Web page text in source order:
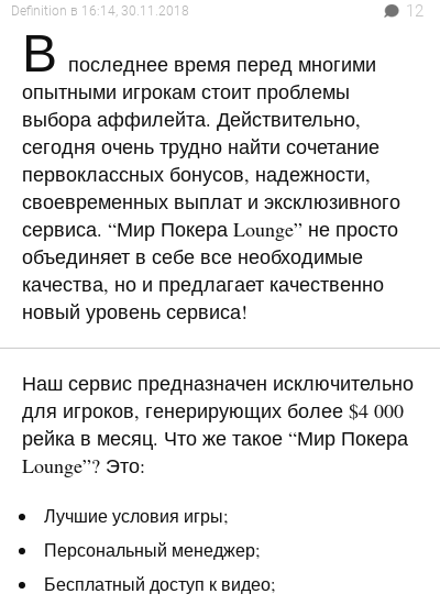
Definition в 16:14, 30.11.2018 12
В последнее время перед многими
опытными игрокам стоит проблемы
выбора аффилейта. Действительно,
сегодня очень трудно найти сочетание
первоклассных бонусов, надежности,
своевременных выплат и эксклюзивного
сервиса. “Мир Покера Lounge” не просто
объединяет в себе все необходимые
качества, но и предлагает качественно
новый уровень сервиса!
Наш сервис предназначен исключительно
для игроков, генерирующих более $4 000
рейка в месяц. Что же такое “Мир Покера
Lounge”? Это:
Лучшие условия игры;
Персональный менеджер;
Бесплатный доступ к видео;